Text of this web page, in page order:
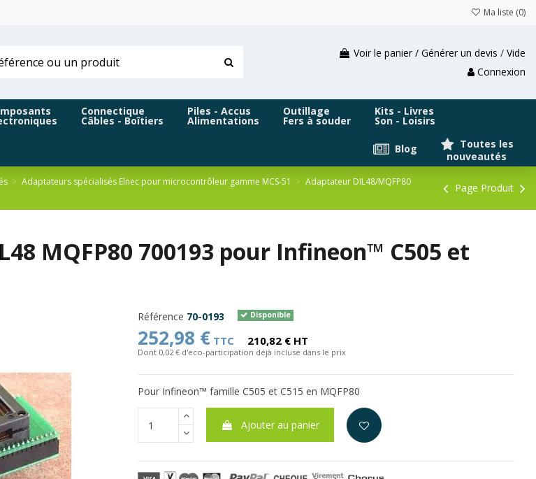
Ma liste (0)
Voir le panier / Générer un devis / Vide
Connexion
Connectique
Câbles - Boîtiers
Piles - Accus
Alimentations
Outillage
Fers à souder
Kits - Livres
Son - Loisirs
Toutes les
nouveautés
Blog
Adaptateurs spécialisés Elnec pour microcontrôleur gamme MCS-51
Adaptateur DIL48/MQFP80
Page Produit
MQFP80 700193 pour Infineon™ C505 et
Référence 70-0193 Disponible
252,98 € TTC 210,82 € HT
Dont 0,02 € d'eco-participation déjà incluse dans le prix
Pour Infineon™ famille C505 et C515 en MQFP80
Ajouter au panier